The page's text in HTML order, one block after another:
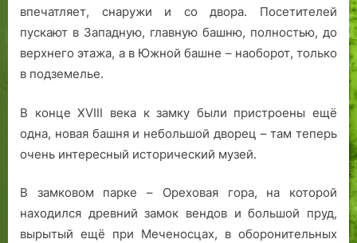
впечатляет, снаружи и со двора. Посетителей
пускают в Западную, главную башню, полностью, до
верхнего этажа, а в Южной башне – наоборот, только
в подземелье.
В конце XVIII века к замку были пристроены ещё
одна, новая башня и небольшой дворец – там теперь
очень интересный исторический музей.
В замковом парке – Ореховая гора, на которой
находился древний замок вендов и большой пруд,
вырытый ещё при Меченосцах, в оборонительных